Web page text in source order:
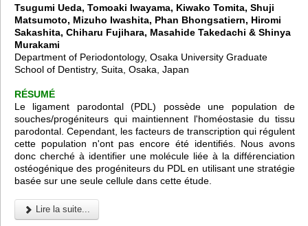
Tsugumi Ueda, Tomoaki Iwayama, Kiwako Tomita, Shuji
Matsumoto, Mizuho Iwashita, Phan Bhongsatiern, Hiromi
Sakashita, Chiharu Fujihara, Masahide Takedachi & Shinya
Murakami
Department of Periodontology, Osaka University Graduate
School of Dentistry, Suita, Osaka, Japan
RÉSUMÉ
Le ligament parodontal (PDL) possède une population de
souches/progéniteurs qui maintiennent l'homéostasie du tissu
parodontal. Cependant, les facteurs de transcription qui régulent
cette population n'ont pas encore été identifiés. Nous avons
donc cherché à identifier une molécule liée à la différenciation
ostéogénique des progéniteurs du PDL en utilisant une stratégie
basée sur une seule cellule dans cette étude.
Lire la suite...